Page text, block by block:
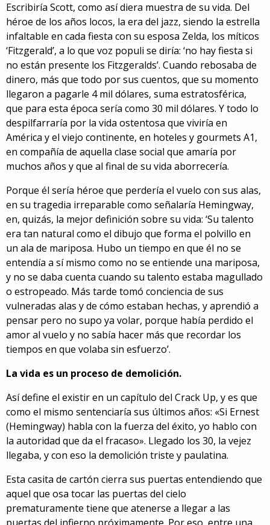
Escribiría Scott, como así diera muestra de su vida. Del
héroe de los años locos, la era del jazz, siendo la estrella
infaltable en cada fiesta con su esposa Zelda, los míticos
‘Fitzgerald’, a lo que voz populi se diría: ‘no hay fiesta si
no están presente los Fitzgeralds’. Cuando rebosaba de
dinero, más que todo por sus cuentos, que su momento
llegaron a pagarle 4 mil dólares, suma estratosférica,
que para esta época sería como 30 mil dólares. Y todo lo
despilfarraría por la vida ostentosa que viviría en
América y el viejo continente, en hoteles y gourmets A1,
en compañía de aquella clase social que amaría por
muchos años y que al final de su vida aborrecería.
Porque él sería héroe que perdería el vuelo con sus alas,
en su tragedia irreparable como señalaría Hemingway,
en, quizás, la mejor definición sobre su vida: ‘Su talento
era tan natural como el dibujo que forma el polvillo en
un ala de mariposa. Hubo un tiempo en que él no se
entendía a sí mismo como no se entiende una mariposa,
y no se daba cuenta cuando su talento estaba magullado
o estropeado. Más tarde tomó conciencia de sus
vulneradas alas y de cómo estaban hechas, y aprendió a
pensar pero no supo ya volar, porque había perdido el
amor al vuelo y no sabía hacer más que recordar los
tiempos en que volaba sin esfuerzo’.
La vida es un proceso de demolición.
Así define el existir en un capítulo del Crack Up, y es que
como el mismo sentenciaría sus últimos años: «Si Ernest
(Hemingway) habla con la fuerza del éxito, yo hablo con
la autoridad que da el fracaso». Llegado los 30, la vejez
llegaba, y con eso la demolición triste y paulatina.
Esta casita de cartón cierra sus puertas entendiendo que
aquel que osa tocar las puertas del cielo
prematuramente tiene que atenerse a llegar a las